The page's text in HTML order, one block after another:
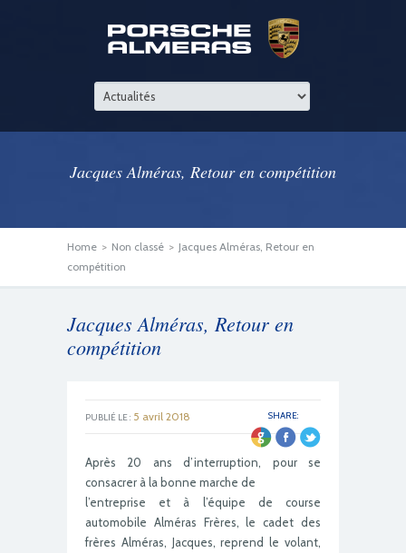
Jacques Alméras, Retour en compétition
Home > Non classé > Jacques Alméras, Retour en
compétition
Jacques Alméras, Retour en
compétition
SHARE:
PUBLIÉ LE : 5 avril 2018
Après 20 ans d’interruption, pour se
consacrer à la bonne marche de
l’entreprise et à l’équipe de course
automobile Alméras Frères, le cadet des
frères Alméras, Jacques, reprend le volant,